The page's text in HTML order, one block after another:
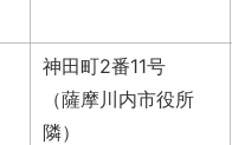
神田町2番11号
（薩摩川内市役所
隣）